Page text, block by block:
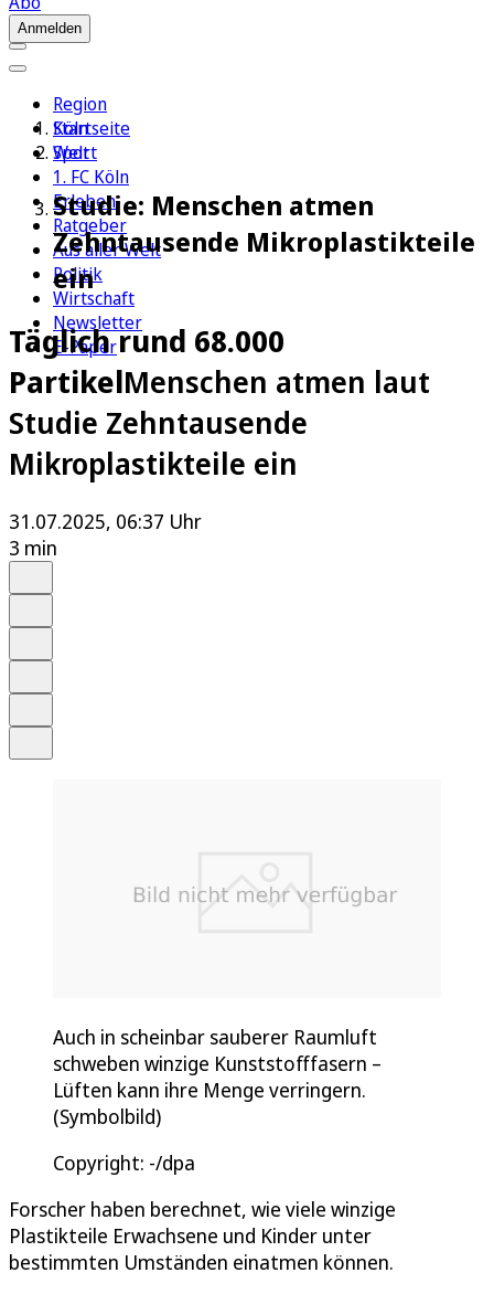
Anmelden
Region
Köln
Sport
1. FC Köln
Erleben
Ratgeber
Aus aller Welt
Politik
Wirtschaft
Newsletter
E-Paper
Startseite
Welt
Studie: Menschen atmen
Zehntausende Mikroplastikteile
ein
Täglich rund 68.000
PartikelMenschen atmen laut
Studie Zehntausende
Mikroplastikteile ein
31.07.2025, 06:37 Uhr
3 min
Auch in scheinbar sauberer Raumluft
schweben winzige Kunststofffasern –
Lüften kann ihre Menge verringern.
(Symbolbild)
Copyright: -/dpa
Forscher haben berechnet, wie viele winzige
Plastikteile Erwachsene und Kinder unter
bestimmten Umständen einatmen können.